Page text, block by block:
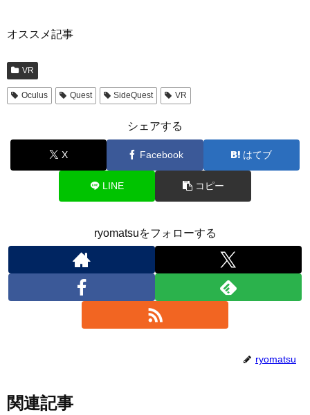
オススメ記事
VR
Oculus Quest SideQuest VR
シェアする
X Facebook はてブ
LINE コピー
ryomatsuをフォローする
ryomatsu
関連記事